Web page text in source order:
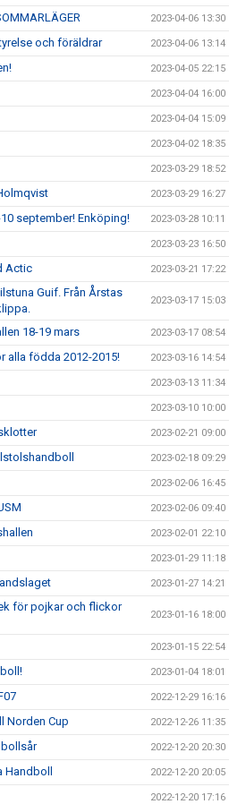
2023-04-06 13:30
och föräldrar 2023-04-06 13:14
2023-04-05 22:15
2023-04-04 16:00
2023-04-04 15:09
2023-04-02 18:35
2023-03-29 18:52
2023-03-29 16:27
september! Enköping! 2023-03-28 10:11
2023-03-23 16:50
Actic 2023-03-21 17:22
Guif. Från Årstas
2023-03-17 15:03
18-19 mars 2023-03-17 08:54
alla födda 2012-2015! 2023-03-16 14:54
2023-03-13 11:34
2023-03-10 10:00
2023-02-21 09:00
2023-02-18 09:29
2023-02-06 16:45
2023-02-06 09:40
2023-02-01 22:10
2023-01-29 11:18
2023-01-27 14:21
för pojkar och flickor
2023-01-16 18:00
2023-01-15 22:54
2023-01-04 18:01
2022-12-29 16:16
Norden Cup 2022-12-26 11:35
2022-12-20 20:30
2022-12-20 20:05
2022-12-20 17:16